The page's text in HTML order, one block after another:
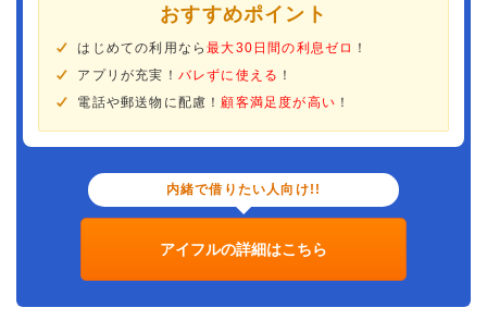
おすすめポイント
はじめての利用なら最大30日間の利息ゼロ ！
アプリが充実！ バレずに使える ！
電話や郵送物に配慮！ 顧客満足度が高い ！
内緒で借りたい人向け!!
アイフルの詳細はこちら